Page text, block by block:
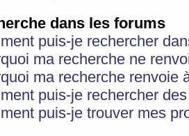
dans les forums
puis-je rechercher
ma recherche ne
ma recherche renvoie
puis-je rechercher
puis-je trouver mes